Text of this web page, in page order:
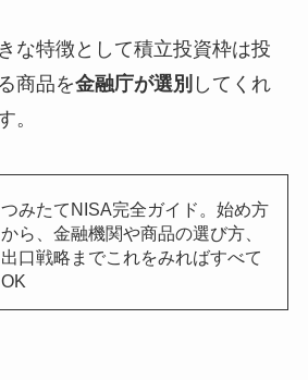
な特徴として積立投資枠は投
商品を金融庁が選別 してくれ
。
つみたてNISA完全ガイド。始め方
から、金融機関や商品の選び方、
出口戦略までこれをみればすべて
OK